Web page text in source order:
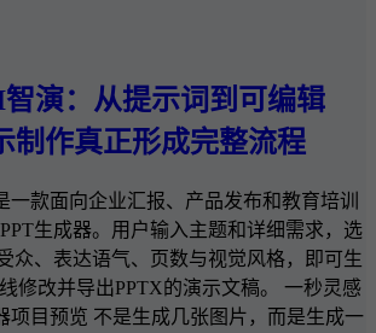
演：从提示词到可编辑
制作真正形成完整流程
款面向企业汇报、产品发布和教育培训
生成器。用户输入主题和详细需求，选
众、表达语气、页数与视觉风格，即可生
修改并导出PPTX的演示文稿。 一秒灵感
项目预览 不是生成几张图片，而是生成一